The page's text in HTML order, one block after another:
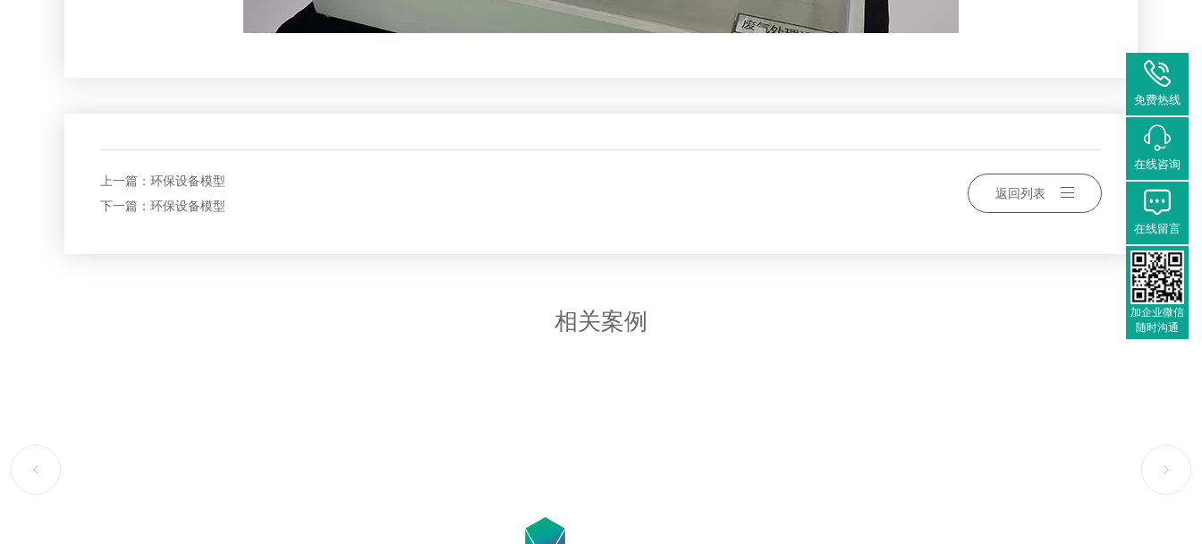
上一篇： 环保设备模型
下一篇： 环保设备模型
返回列表
相关案例
免费热线
在线咨询
在线留言
加企业微信
随时沟通